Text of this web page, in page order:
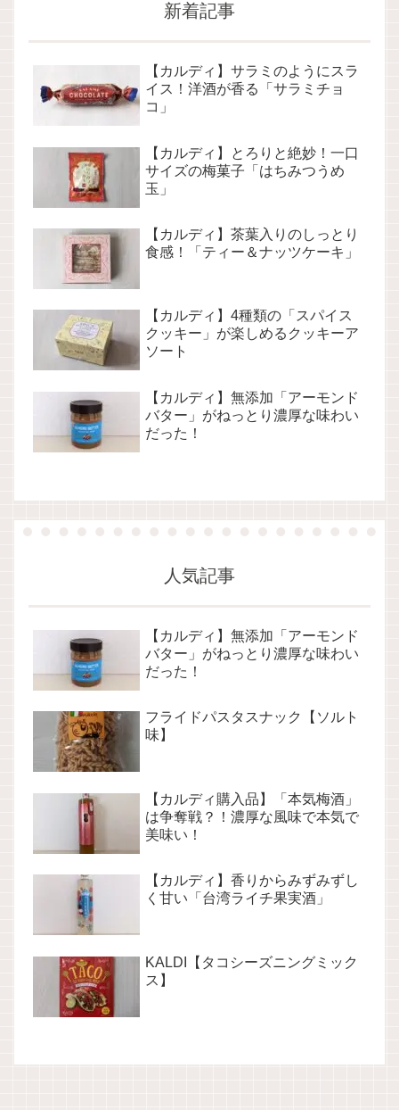
新着記事
【カルディ】サラミのようにスラ
イス！洋酒が香る「サラミチョ
コ」
【カルディ】とろりと絶妙！一口
サイズの梅菓子「はちみつうめ
玉」
【カルディ】茶葉入りのしっとり
食感！「ティー＆ナッツケーキ」
【カルディ】4種類の「スパイス
クッキー」が楽しめるクッキーア
ソート
【カルディ】無添加「アーモンド
バター」がねっとり濃厚な味わい
だった！
人気記事
【カルディ】無添加「アーモンド
バター」がねっとり濃厚な味わい
だった！
フライドパスタスナック【ソルト
味】
【カルディ購入品】「本気梅酒」
は争奪戦？！濃厚な風味で本気で
美味い！
【カルディ】香りからみずみずし
く甘い「台湾ライチ果実酒」
KALDI【タコシーズニングミック
ス】